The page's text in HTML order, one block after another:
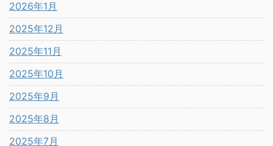
2026年1月
2025年12月
2025年11月
2025年10月
2025年9月
2025年8月
2025年7月